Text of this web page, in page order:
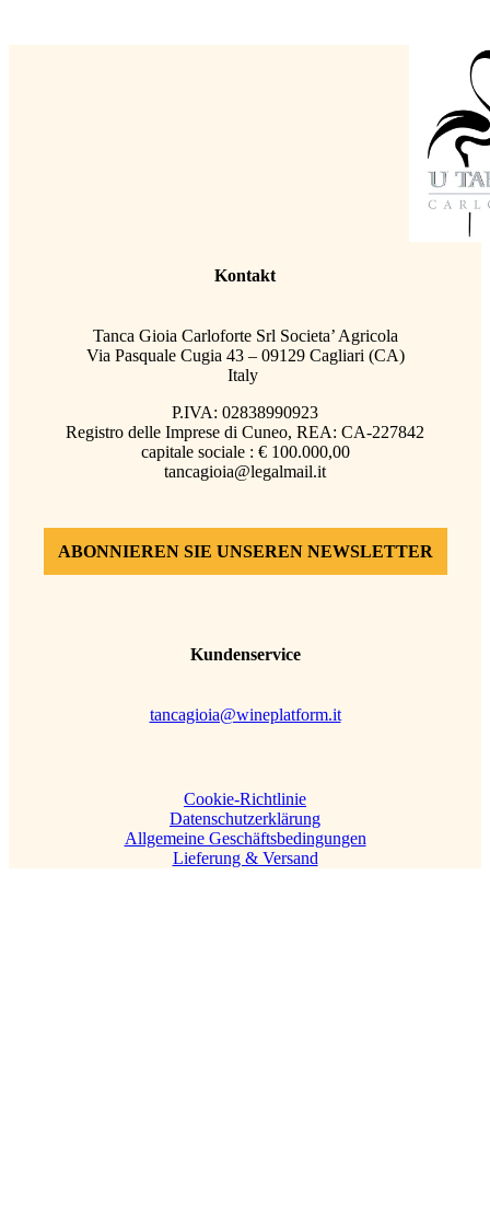
Kontakt
Tanca Gioia Carloforte Srl Societa’ Agricola
Via Pasquale Cugia 43 – 09129 Cagliari (CA)
Italy
P.IVA: 02838990923
Registro delle Imprese di Cuneo, REA: CA-227842
capitale sociale : € 100.000,00
tancagioia@legalmail.it
ABONNIEREN SIE UNSEREN NEWSLETTER
Kundenservice
tancagioia@wineplatform.it
Cookie-Richtlinie
Datenschutzerklärung
Allgemeine Geschäftsbedingungen
Lieferung & Versand